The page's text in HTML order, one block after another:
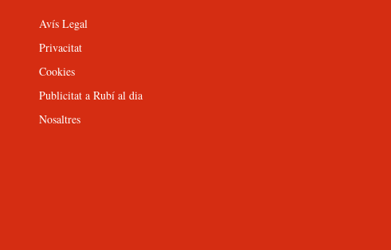
Avís Legal
Privacitat
Cookies
Publicitat a Rubí al dia
Nosaltres